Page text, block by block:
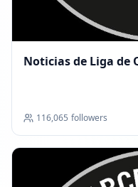
Noticias de Liga
116,065 followers